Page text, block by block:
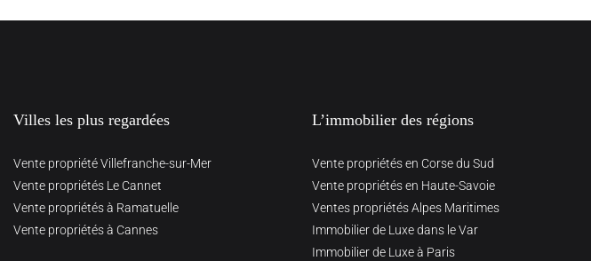
Villes les plus regardées
Vente propriété Villefranche-sur-Mer
Vente propriétés Le Cannet
Vente propriétés à Ramatuelle
Vente propriétés à Cannes
L’immobilier des régions
Vente propriétés en Corse du Sud
Vente propriétés en Haute-Savoie
Ventes propriétés Alpes Maritimes
Immobilier de Luxe dans le Var
Immobilier de Luxe à Paris